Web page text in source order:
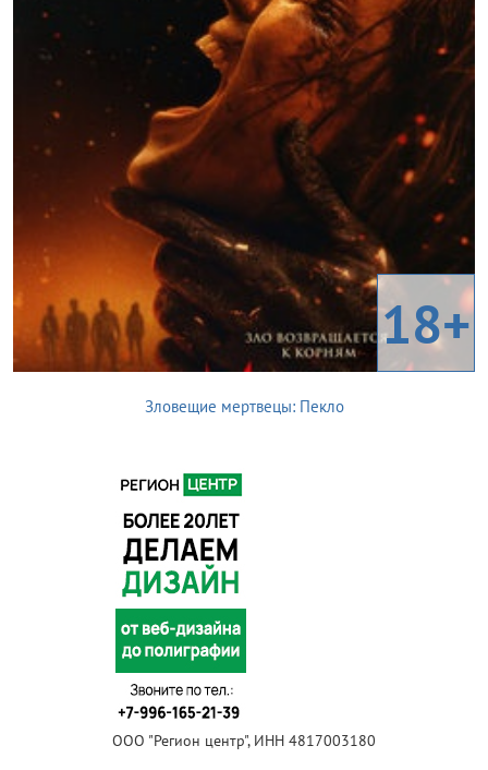
18+
Зловещие мертвецы: Пекло
ООО "Регион центр", ИНН 4817003180